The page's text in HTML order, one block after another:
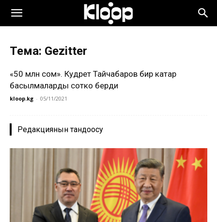
Тема: Gezitter
«50 млн сом». Кудрет Тайчабаров бир катар
басылмаларды сотко берди
kloop.kg - 05/11/2021
Редакциянын тандоосу